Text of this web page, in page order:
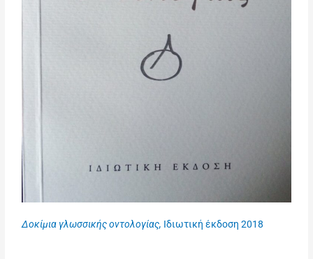
Δοκίμια γλωσσικής οντολογίας, Ιδιωτική έκδοση 2018